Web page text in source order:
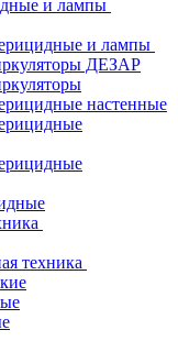
и лампы
и лампы
ДЕЗАР
настенные
техника